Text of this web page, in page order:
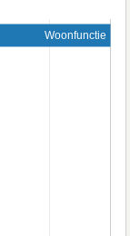
Woonfunctie